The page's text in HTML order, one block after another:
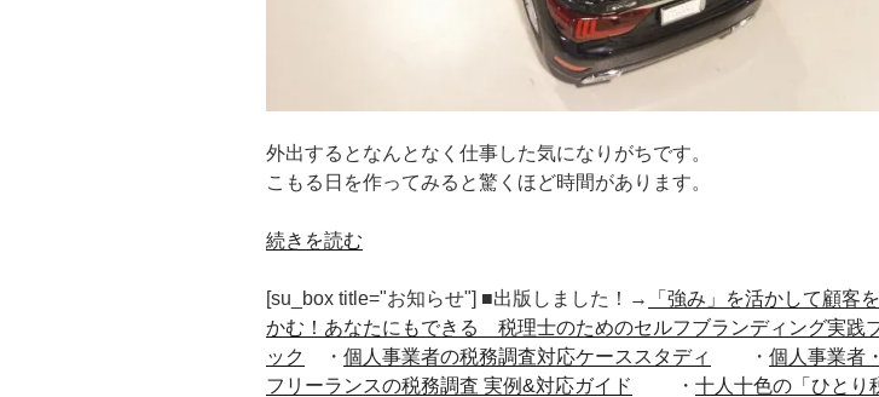
外出するとなんとなく仕事した気になりがちです。
こもる日を作ってみると驚くほど時間があります。
“外
し
な
い
日
続きを読む
[su_box title="お知らせ"] ■出版しました！→
「強み」を活かして顧客
かむ！あなたにもできる 税理士のためのセルフブランディング実践
ック
・ 個人事業者の税務調査対応ケーススタディ ・ 個人事業者・
フリーランスの税務調査 実例&対応ガイド
・ 十人十色の「ひとり